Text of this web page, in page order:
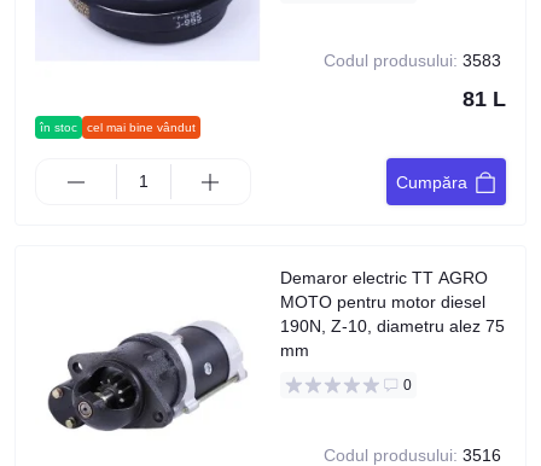
în stoc cel mai bine vândut
Codul produsului: 3583
81 L
Cumpăra
Demaror electric TT AGRO
MOTO pentru motor diesel
190N, Z-10, diametru alez 75
mm
0
Codul produsului: 3516